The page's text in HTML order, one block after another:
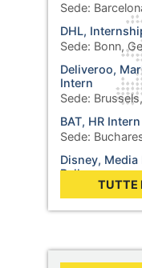
Sede:
DHL,
Sede: Bonn,
Deliveroo,
Intern
Sede:
BAT, HR Intern
Sede:
Disney, Media
Balkans
Sofia,
Rolex, Stage :
WHO,
TUTTE